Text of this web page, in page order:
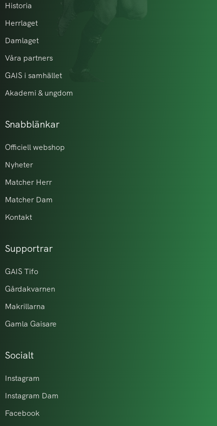
Historia
Herrlaget
Damlaget
Våra partners
GAIS i samhället
Akademi & ungdom
Snabblänkar
Officiell webshop
Nyheter
Matcher Herr
Matcher Dam
Kontakt
Supportrar
GAIS Tifo
Gårdakvarnen
Makrillarna
Gamla Gaisare
Socialt
Instagram
Instagram Dam
Facebook